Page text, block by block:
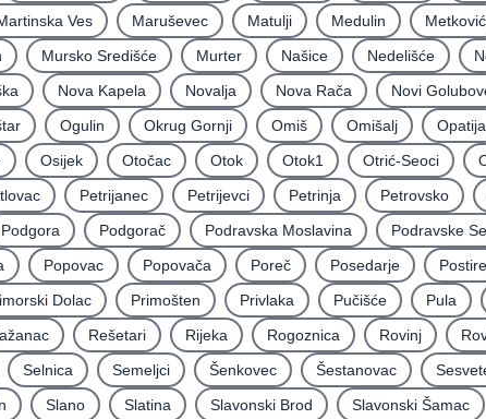
Ves Maruševec Matulji Medulin Metković
Mursko Središće Murter Našice Nedelišće
Nova Kapela Novalja Nova Rača Novi
Ogulin Okrug Gornji Omiš Omišalj Opatija
Osijek Otočac Otok Otok1 Otrić-Seoci
Petrijanec Petrijevci Petrinja Petrovsko
Podgora Podgorač Podravska Moslavina Podravske
Popovac Popovača Poreč Posedarje Postire
Dolac Primošten Privlaka Pučišće Pula
Rešetari Rijeka Rogoznica Rovinj
Selnica Semeljci Šenkovec Šestanovac
Slano Slatina Slavonski Brod Slavonski Šamac